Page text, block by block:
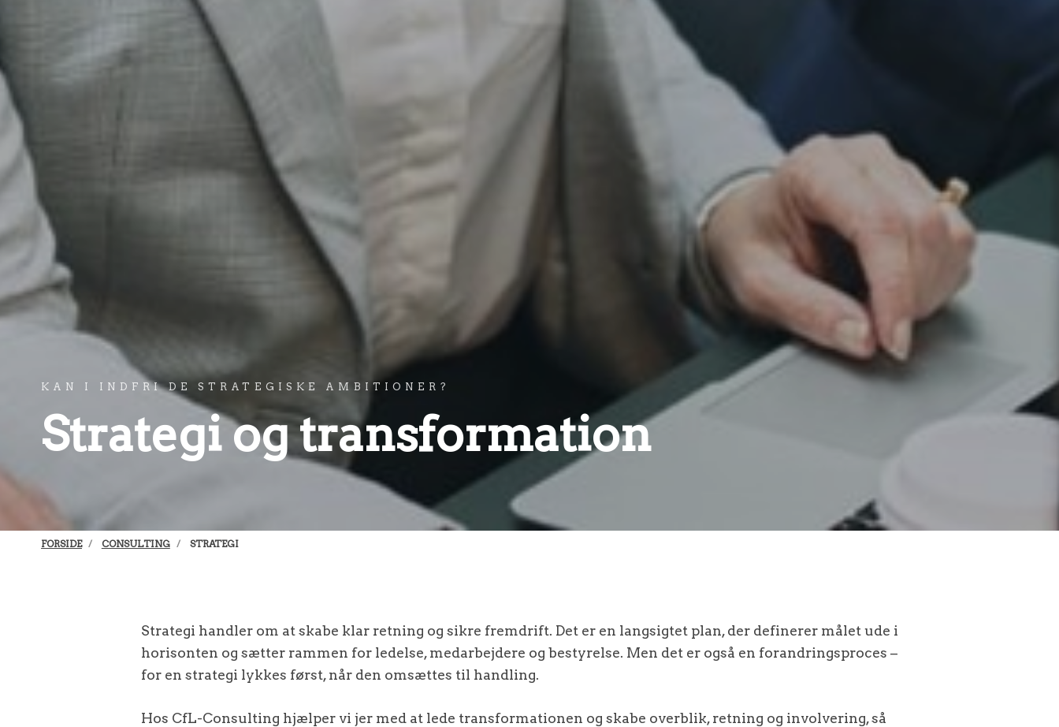
KAN I INDFRI DE STRATEGISKE AMBITIONER?
Strategi og transformation
FORSIDE CONSULTING STRATEGI
Strategi handler om at skabe klar retning og sikre fremdrift. Det er en langsigtet plan, der definerer målet ude i
horisonten og sætter rammen for ledelse, medarbejdere og bestyrelse. Men det er også en forandringsproces –
for en strategi lykkes først, når den omsættes til handling.
Hos CfL-Consulting hjælper vi jer med at lede transformationen og skabe overblik, retning og involvering, så